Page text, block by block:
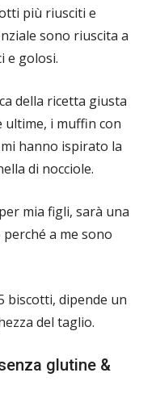
più riusciti e
sono riuscita a
e golosi.
della ricetta giusta
ultime, i muffin con
hanno ispirato la
di nocciole.
mia figli, sarà una
a me sono
biscotti, dipende un
del taglio.
glutine &